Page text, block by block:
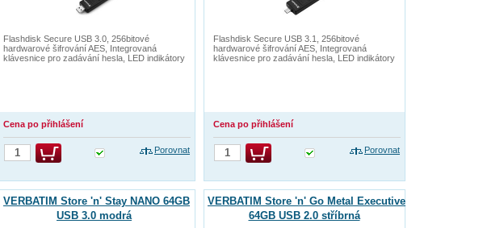
Flashdisk Secure USB 3.0, 256bitové
hardwarové šifrování AES, Integrovaná
klávesnice pro zadávání hesla, LED indikátory
Cena po přihlášení
Porovnat
Flashdisk Secure USB 3.1, 256bitové
hardwarové šifrování AES, Integrovaná
klávesnice pro zadávání hesla, LED indikátory
Cena po přihlášení
Porovnat
VERBATIM Store 'n' Stay NANO 64GB
USB 3.0 modrá
VERBATIM Store 'n' Go Metal Executive
64GB USB 2.0 stříbrná